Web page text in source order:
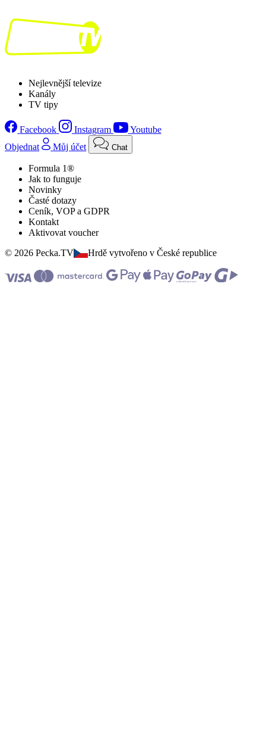
Nejlevnější televize
Kanály
TV tipy
Facebook Instagram
Youtube
Objednat
Můj účet Chat
Formula 1®
Jak to funguje
Novinky
Časté dotazy
Ceník, VOP a GDPR
Kontakt
Aktivovat voucher
© 2026 Pecka.TV
Hrdě vytvořeno v České republice